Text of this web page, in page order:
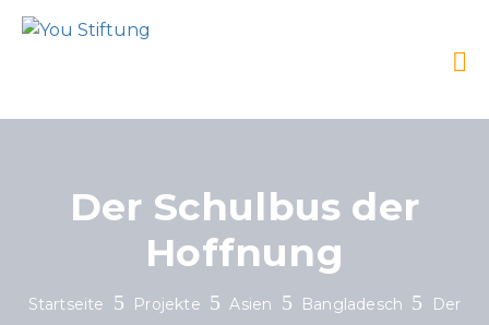
Der Schulbus der
Hoffnung
Startseite Projekte Asien Bangladesch
Der